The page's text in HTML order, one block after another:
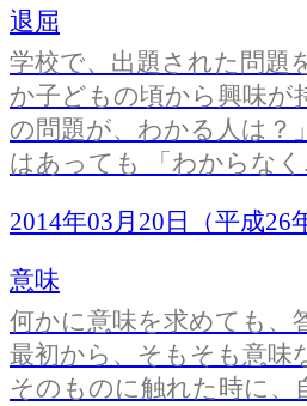
退屈
学校で、出題された問題
か子どもの頃から興味が
の問題が、わかる人は？
はあっても 「わからなく
2014年03月20日（平成26
意味
何かに意味を求めても、
最初から、そもそも意味
そのものに触れた時に、